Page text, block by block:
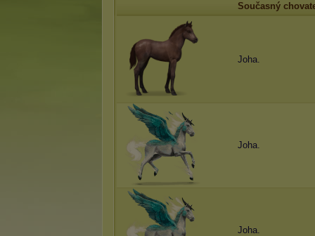
Současný
Joha.
Joha.
Joha.